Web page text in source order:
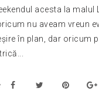
acesta la malul
nu aveam vreun
în plan, dar oricum